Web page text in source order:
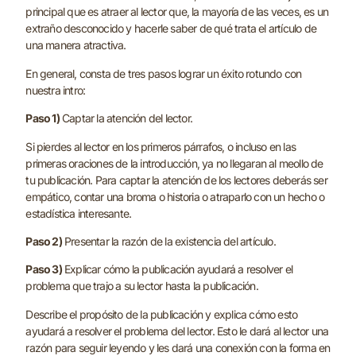
principal que es atraer al lector que, la mayoría de las veces, es un
extraño desconocido y hacerle saber de qué trata el artículo de
una manera atractiva.
En general, consta de tres pasos lograr un éxito rotundo con
nuestra intro:
Paso 1)Captar la atención del lector.
Si pierdes al lector en los primeros párrafos, o incluso en las
primeras oraciones de la introducción, ya no llegaran al meollo de
tu publicación. Para captar la atención de los lectores deberás ser
empático, contar una broma o historia o atraparlo con un hecho o
estadística interesante.
Paso 2)Presentar la razón de la existencia del artículo.
Paso 3) Explicar cómo la publicación ayudará a resolver el
problema que trajo a su lector hasta la publicación.
Describe el propósito de la publicación y explica cómo esto
ayudará a resolver el problema del lector. Esto le dará al lector una
razón para seguir leyendo y les dará una conexión con la forma en